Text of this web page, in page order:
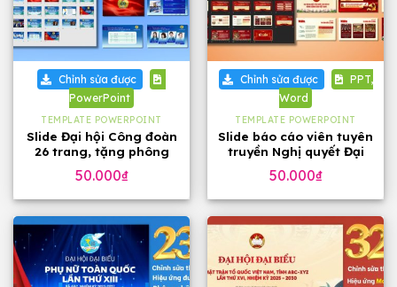
Chỉnh sửa được
PowerPoint
TEMPLATE POWERPOINT
Slide Đại hội Công đoàn
26 trang, tặng phông
50.000₫
Chỉnh sửa được
PPT,
Word
TEMPLATE POWERPOINT
Slide báo cáo viên tuyên
truyền Nghị quyết Đại
trang
50.000₫